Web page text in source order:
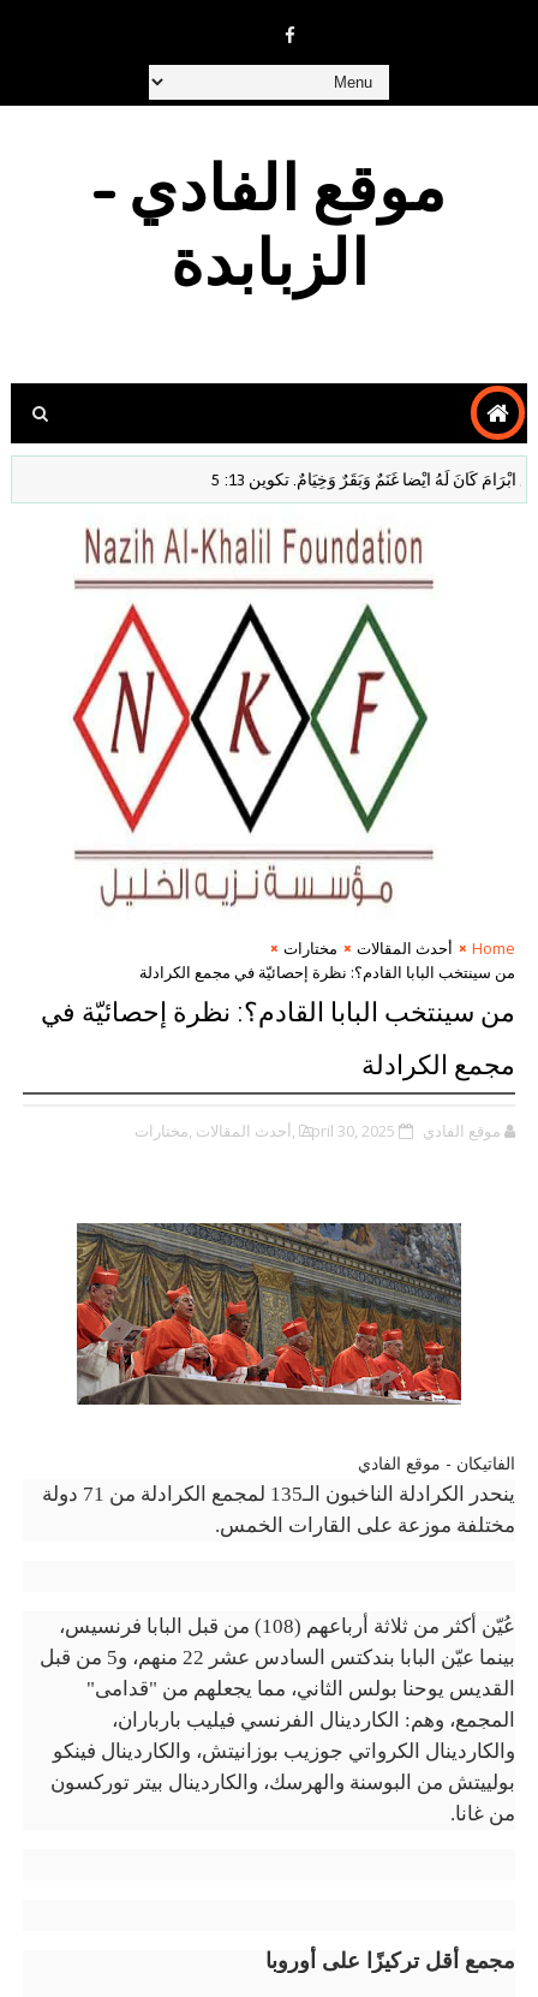
موقع الفادي -
الزبابدة
لَهُ ايْضا غَنَمٌ وَبَقَرٌ وَخِيَامٌ. تكوين 13: 5
Home أحدث المقالات
مختارات
من سينتخب البابا القادم؟: نظرة إحصائيّة في مجمع الكرادلة
من سينتخب البابا القادم؟: نظرة إحصائيّة في
مجمع الكرادلة
موقع الفادي April 30, 2025 ,أحدث المقالات ,مختارات
الفاتيكان - موقع الفادي
ينحدر الكرادلة الناخبون الـ135 لمجمع الكرادلة من 71 دولة
مختلفة موزعة على القارات الخمس.
عُيّن أكثر من ثلاثة أرباعهم (108) من قبل البابا فرنسيس،
بينما عيّن البابا بندكتس السادس عشر 22 منهم، و5 من قبل
القديس يوحنا بولس الثاني، مما يجعلهم من "قدامى"
المجمع، وهم: الكاردينال الفرنسي فيليب بارباران،
والكاردينال الكرواتي جوزيب بوزانيتش، والكاردينال فينكو
بولييتش من البوسنة والهرسك، والكاردينال بيتر توركسون
من غانا.
مجمع أقل تركيزًا على أوروبا